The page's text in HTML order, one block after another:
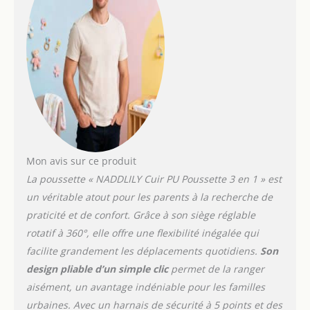
Combinée au cadre
robuste en alliage
d'aluminium, notre
poussette offre stabilité
et portabilité. 【360°
Conception Rotative et
Conception du Siège en
Coquille d'œuf
360° de notre pousette,
maniabilité sans effort et
un accès facile à votre
bébé sous n'importe quel
angle. De plus, la
conception de notre
siège en forme de
coquille d'œuf bionique
assure soutien et confort
Mon avis sur ce produit
La poussette « NADDLILY Cuir PU Poussette 3 en 1 » est
un véritable atout pour les parents à la recherche de
praticité et de confort. Grâce à son siège réglable
rotatif à 360°, elle offre une flexibilité inégalée qui
facilite grandement les déplacements quotidiens. Son
design pliable d’un simple clicpermet de la ranger
aisément, un avantage indéniable pour les familles
urbaines. Avec un harnais de sécurité à 5 points et des